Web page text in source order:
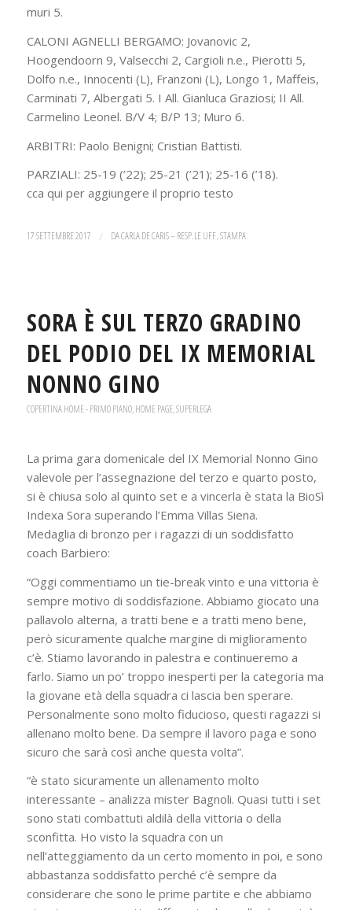
muri 5.
CALONI AGNELLI BERGAMO: Jovanovic 2,
Hoogendoorn 9, Valsecchi 2, Cargioli n.e., Pierotti 5,
Dolfo n.e., Innocenti (L), Franzoni (L), Longo 1, Maffeis,
Carminati 7, Albergati 5. I All. Gianluca Graziosi; II All.
Carmelino Leonel. B/V 4; B/P 13; Muro 6.
ARBITRI: Paolo Benigni; Cristian Battisti.
PARZIALI: 25-19 (’22); 25-21 (’21); 25-16 (’18).
cca qui per aggiungere il proprio testo
17 SETTEMBRE 2017 / DACARLA DE CARIS – RESP.LE UFF. STAMPA
SORA È SUL TERZO GRADINO
DEL PODIO DEL IX MEMORIAL
NONNO GINO
COPERTINA HOME - PRIMO PIANO,HOME PAGE,SUPERLEGA
La prima gara domenicale del IX Memorial Nonno Gino
valevole per l’assegnazione del terzo e quarto posto,
si è chiusa solo al quinto set e a vincerla è stata la BioSì
Indexa Sora superando l’Emma Villas Siena.
Medaglia di bronzo per i ragazzi di un soddisfatto
coach Barbiero:
“Oggi commentiamo un tie-break vinto e una vittoria è
sempre motivo di soddisfazione. Abbiamo giocato una
pallavolo alterna, a tratti bene e a tratti meno bene,
però sicuramente qualche margine di miglioramento
c’è. Stiamo lavorando in palestra e continueremo a
farlo. Siamo un po’ troppo inesperti per la categoria ma
la giovane età della squadra ci lascia ben sperare.
Personalmente sono molto fiducioso, questi ragazzi si
allenano molto bene. Da sempre il lavoro paga e sono
sicuro che sarà così anche questa volta”.
“è stato sicuramente un allenamento molto
interessante – analizza mister Bagnoli. Quasi tutti i set
sono stati combattuti aldilà della vittoria o della
sconfitta. Ho visto la squadra con un
nell’atteggiamento da un certo momento in poi, e sono
abbastanza soddisfatto perché c’è sempre da
considerare che sono le prime partite e che abbiamo